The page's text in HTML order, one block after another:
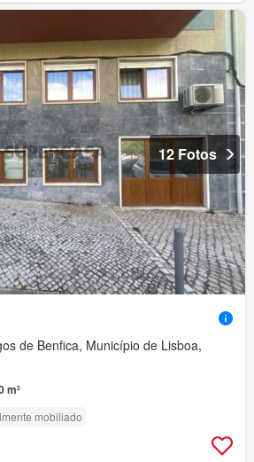
12 Fotos
de Benfica, Município de Lisboa,
m²
mobiliado